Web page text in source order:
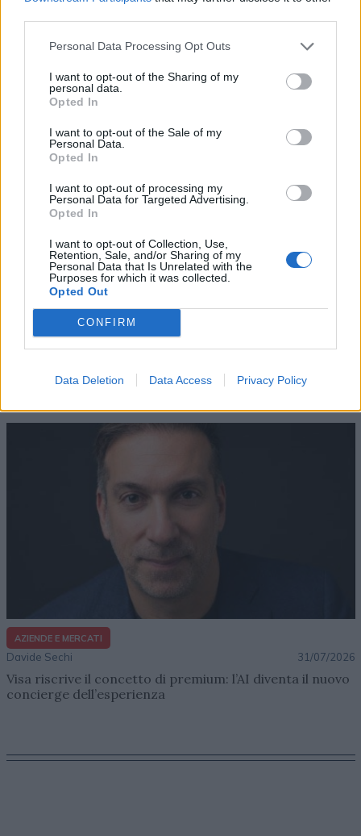
Personal Data Processing Opt Outs
I want to opt-out of the Sharing of my
personal data.
Opted In
I want to opt-out of the Sale of my
Personal Data.
Opted In
I want to opt-out of processing my
Personal Data for Targeted Advertising.
Opted In
I want to opt-out of Collection, Use,
Retention, Sale, and/or Sharing of my
Personal Data that Is Unrelated with the
Purposes for which it was collected.
Opted Out
CONFIRM
Data Deletion Data Access Privacy Policy
Altri articoli che potrebbero piacerti
Davide Sechi
Lenush Saf costruisce un ecosistema tra creatività,
impresa e musica
AZIENDE E MERCATI
Davide Sechi 31/07/2026
Visa riscrive il concetto di premium: l’AI diventa il nuovo
concierge dell’esperienza